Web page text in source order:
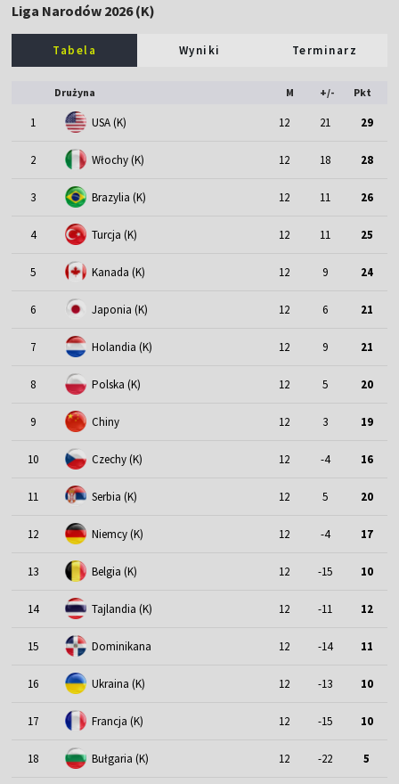
Liga Narodów 2026 (K)
Tabela Wyniki Terminarz
Drużyna M +/- Pkt
1 USA (K) 12 21 29
2 Włochy (K) 12 18 28
3 Brazylia (K) 12 11 26
4 Turcja (K) 12 11 25
5 Kanada (K) 12 9 24
6 Japonia (K) 12 6 21
7 Holandia (K) 12 9 21
8 Polska (K) 12 5 20
9 Chiny 12 3 19
10 Czechy (K) 12 -4 16
11 Serbia (K) 12 5 20
12 Niemcy (K) 12 -4 17
13 Belgia (K) 12 -15 10
14 Tajlandia (K) 12 -11 12
15 Dominikana 12 -14 11
16 Ukraina (K) 12 -13 10
17 Francja (K) 12 -15 10
18 Bułgaria (K) 12 -22 5